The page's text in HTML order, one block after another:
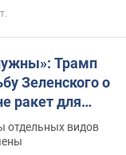
Трамп
Зеленского о
ракет для
отдельных видов